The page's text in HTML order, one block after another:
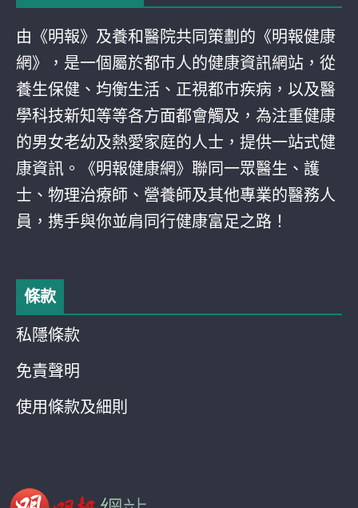
由《明報》及養和醫院共同策劃的《明報健康
網》，是一個屬於都巿人的健康資訊網站，從
養生保健、均衡生活、正視都巿疾病，以及醫
學科技新知等等各方面都會觸及，為注重健康
的男女老幼及熱愛家庭的人士，提供一站式健
康資訊。《明報健康網》聯同一眾醫生、護
士、物理治療師、營養師及其他專業的醫務人
員，携手與你並肩同行健康富足之路！
條款
私隱條款
免責聲明
使用條款及細則